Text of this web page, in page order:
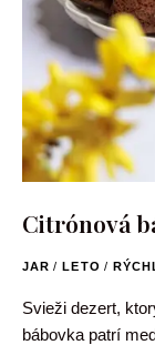
Citrónová
JAR / LETO /
Svieži dezert,
bábovka patrí